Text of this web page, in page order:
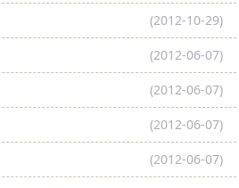
(2012-10-29)
(2012-06-07)
(2012-06-07)
(2012-06-07)
(2012-06-07)